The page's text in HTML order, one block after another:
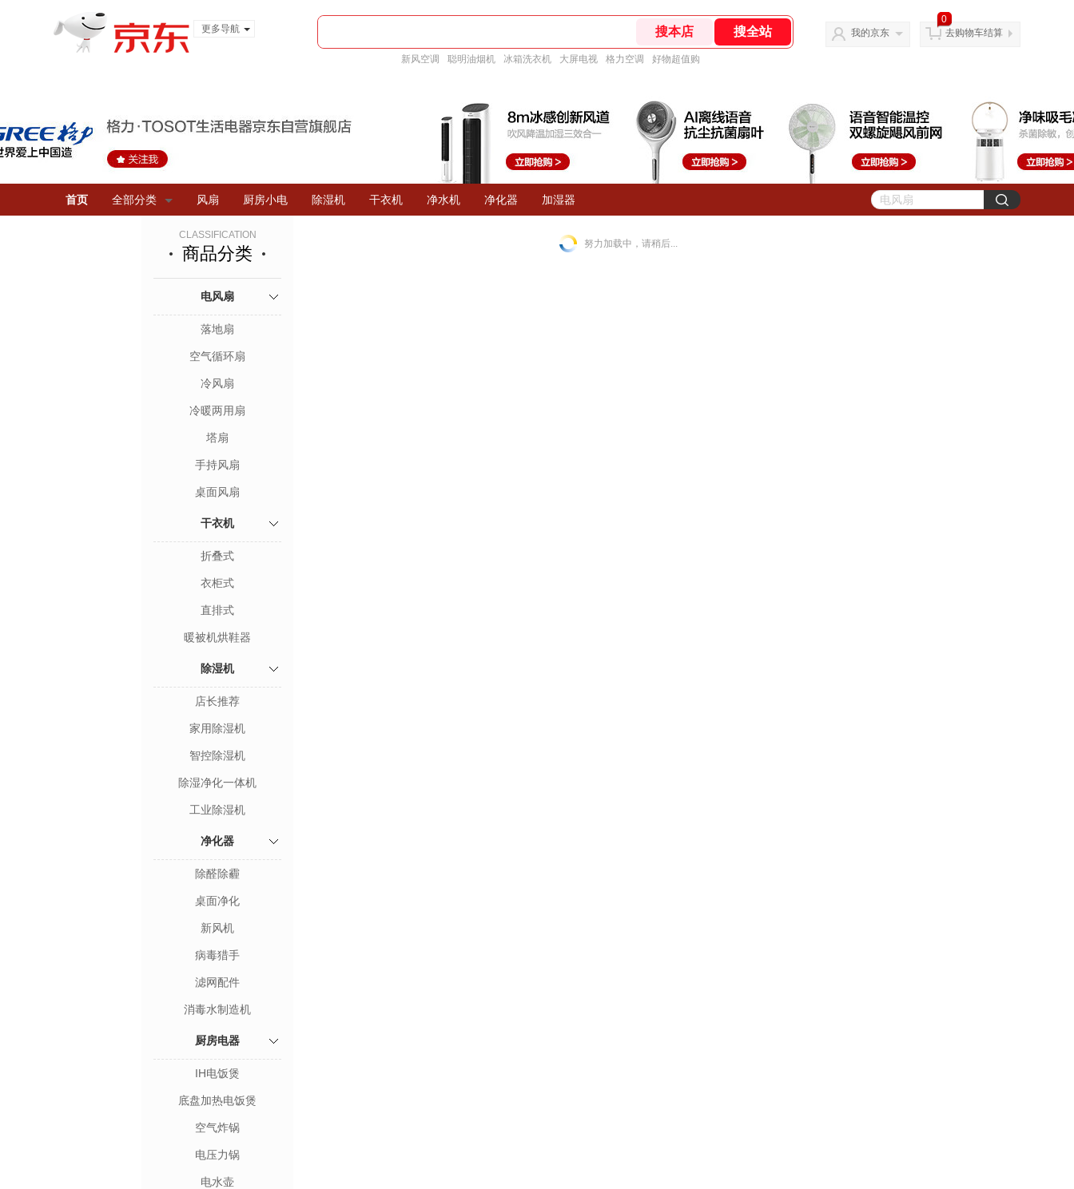
更多导航
新风空调 聪明油烟机 冰箱洗衣机 大屏电视 格力空调 好物超值购
我的京东
0
去购物车结算
首页 全部分类 风扇 厨房小电 除湿机 干衣机 净水机 净化器 加湿器
CLASSIFICATION
商品分类
电风扇
落地扇
空气循环扇
冷风扇
冷暖两用扇
塔扇
手持风扇
桌面风扇
干衣机
折叠式
衣柜式
直排式
暖被机烘鞋器
除湿机
店长推荐
家用除湿机
智控除湿机
除湿净化一体机
工业除湿机
净化器
除醛除霾
桌面净化
新风机
病毒猎手
滤网配件
消毒水制造机
厨房电器
IH电饭煲
底盘加热电饭煲
空气炸锅
电压力锅
电水壶
努力加载中，请稍后...